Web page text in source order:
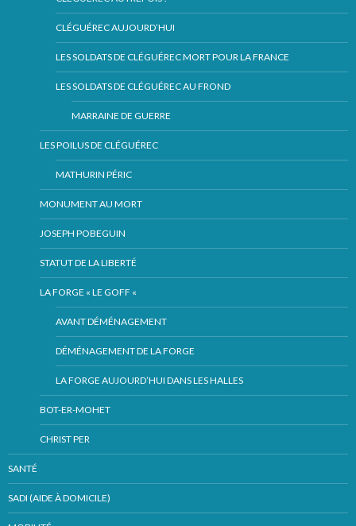
CLÉGUÉREC AUJOURD’HUI
LES SOLDATS DE CLÉGUÉREC MORT POUR LA FRANCE
LES SOLDATS DE CLÉGUÉREC AU FROND
MARRAINE DE GUERRE
LES POILUS DE CLÉGUÉREC
MATHURIN PÉRIC
MONUMENT AU MORT
JOSEPH POBEGUIN
STATUT DE LA LIBERTÉ
LA FORGE « LE GOFF «
AVANT DÉMÉNAGEMENT
DÉMÉNAGEMENT DE LA FORGE
LA FORGE AUJOURD’HUI DANS LES HALLES
BOT-ER-MOHET
CHRIST PER
SANTÉ
SADI (AIDE À DOMICILE)